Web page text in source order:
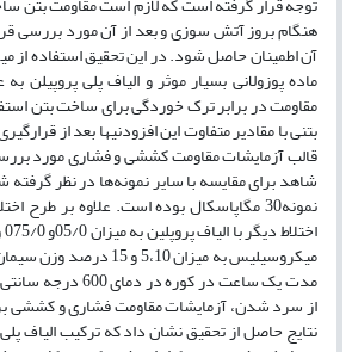
هنگام بروز آتش سوزی و بعد از آن مورد بررسی
آن اطمینان حاصل شود. در این تحقیق استفاده از
ماده پوزولانی بسیار موثر و الیاف پلی پروپیلن
مقاومت در برابر ترک خوردگی برای ساخت بتن
بتنی با مقادیر متفاوت این افزودنیها بعد از
قالب آزمایشات مقاومت کششی و فشاری مورد
شاهد برای مقایسه با سایر نمونه‌ها در نظر
میکروسیلیس به میزان
مدت یک ساعت در کوره
از سرد شدن، آزمایشات مقاومت فشاری و کششی
نتایج حاصل از تحقیق نشان داد که ترکیب الیاف